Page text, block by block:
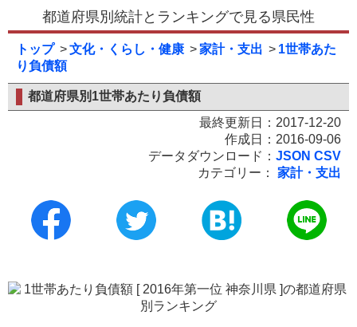
都道府県別統計とランキングで見る県民性
トップ 文化・くらし・健康 家計・支出
1世帯あた
り負債額
都道府県別1世帯あたり負債額
最終更新日：2017-12-20
作成日：2016-09-06
データダウンロード： JSON CSV
カテゴリー：
家計・支出